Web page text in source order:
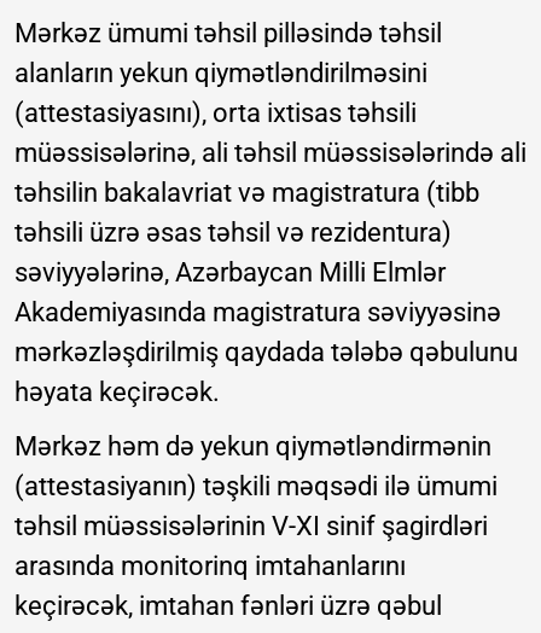
Mərkəz ümumi təhsil pilləsində təhsil
alanların yekun qiymətləndirilməsini
(attestasiyasını), orta ixtisas təhsili
müəssisələrinə, ali təhsil müəssisələrində ali
təhsilin bakalavriat və magistratura (tibb
təhsili üzrə əsas təhsil və rezidentura)
səviyyələrinə, Azərbaycan Milli Elmlər
Akademiyasında magistratura səviyyəsinə
mərkəzləşdirilmiş qaydada tələbə qəbulunu
həyata keçirəcək.
Mərkəz həm də yekun qiymətləndirmənin
(attestasiyanın) təşkili məqsədi ilə ümumi
təhsil müəssisələrinin V-XI sinif şagirdləri
arasında monitorinq imtahanlarını
keçirəcək, imtahan fənləri üzrə qəbul